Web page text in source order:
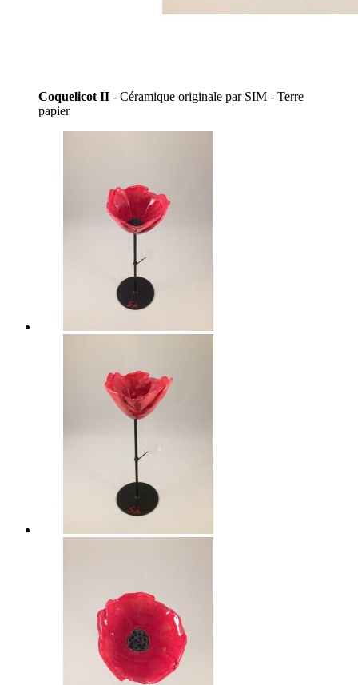
Coquelicot II - Céramique originale par SIM - Terre
papier